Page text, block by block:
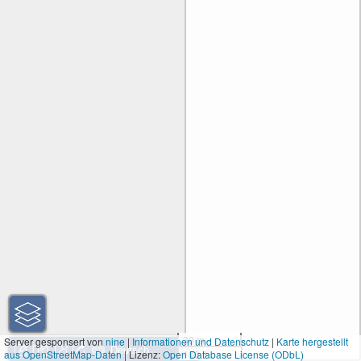
30 m
100 ft
Server gesponsert vonnine|Informationen und Datenschutz | Karte hergestellt
aus OpenStreetMap-Daten| Lizenz:Open Database License (ODbL)